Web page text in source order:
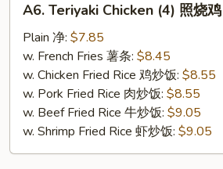
Teriyaki
Chicken
(4)
A6. Teriyaki Chicken (4) 照烧鸡
Plain 净: $7.85
w. French Fries 薯条: $8.45
w. Chicken Fried Rice 鸡炒饭: $8.55
w. Pork Fried Rice 肉炒饭: $8.55
w. Beef Fried Rice 牛炒饭: $9.05
w. Shrimp Fried Rice 虾炒饭: $9.05